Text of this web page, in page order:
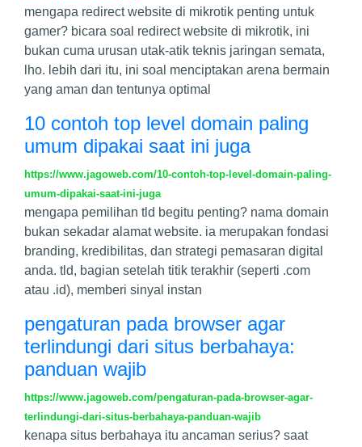
mengapa redirect website di mikrotik penting untuk
gamer? bicara soal redirect website di mikrotik, ini
bukan cuma urusan utak-atik teknis jaringan semata,
lho. lebih dari itu, ini soal menciptakan arena bermain
yang aman dan tentunya optimal
10 contoh top level domain paling
umum dipakai saat ini juga
https://www.jagoweb.com/10-contoh-top-level-domain-paling-
umum-dipakai-saat-ini-juga
mengapa pemilihan tld begitu penting? nama domain
bukan sekadar alamat website. ia merupakan fondasi
branding, kredibilitas, dan strategi pemasaran digital
anda. tld, bagian setelah titik terakhir (seperti .com
atau .id), memberi sinyal instan
pengaturan pada browser agar
terlindungi dari situs berbahaya:
panduan wajib
https://www.jagoweb.com/pengaturan-pada-browser-agar-
terlindungi-dari-situs-berbahaya-panduan-wajib
kenapa situs berbahaya itu ancaman serius? saat